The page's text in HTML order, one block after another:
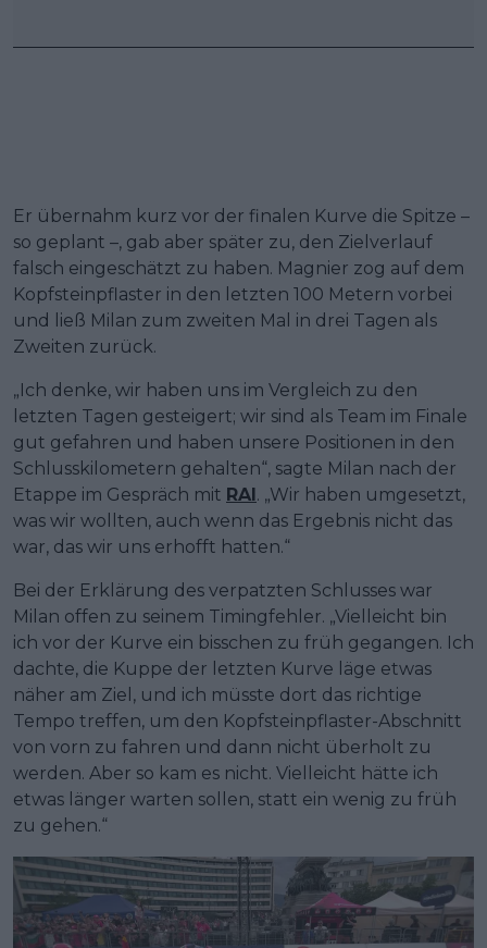
Er übernahm kurz vor der finalen Kurve die Spitze –
so geplant –, gab aber später zu, den Zielverlauf
falsch eingeschätzt zu haben. Magnier zog auf dem
Kopfsteinpflaster in den letzten 100 Metern vorbei
und ließ Milan zum zweiten Mal in drei Tagen als
Zweiten zurück.
„Ich denke, wir haben uns im Vergleich zu den
letzten Tagen gesteigert; wir sind als Team im Finale
gut gefahren und haben unsere Positionen in den
Schlusskilometern gehalten“, sagte Milan nach der
Etappe im Gespräch mit RAI. „Wir haben umgesetzt,
was wir wollten, auch wenn das Ergebnis nicht das
war, das wir uns erhofft hatten.“
Bei der Erklärung des verpatzten Schlusses war
Milan offen zu seinem Timingfehler. „Vielleicht bin
ich vor der Kurve ein bisschen zu früh gegangen. Ich
dachte, die Kuppe der letzten Kurve läge etwas
näher am Ziel, und ich müsste dort das richtige
Tempo treffen, um den Kopfsteinpflaster-Abschnitt
von vorn zu fahren und dann nicht überholt zu
werden. Aber so kam es nicht. Vielleicht hätte ich
etwas länger warten sollen, statt ein wenig zu früh
zu gehen.“